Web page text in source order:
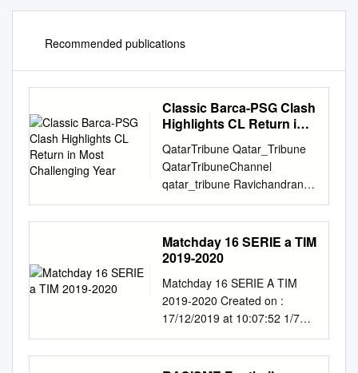
Recommended publications
Classic Barca-PSG Clash
Highlights CL Return in
QatarTribune Qatar_Tribune
QatarTribuneChannel
qatar_tribune Ravichandran
Ashwin sets Chennai alight as
England stare at defeat PAGE
14 TUESDAY, FEBRUARY 16,
2021 FIFA SecretARY-
GENerAL Visit Al BAYT, LusAil
STADiuMS Nasser Al Khater,
CEO of FIFA World Cup Qatar
2022, welcomed Fatma
Samoura, FIFA Secretary-
Matchday 16 SERIE a TIM
2019-2020
Matchday 16 SERIE A TIM
2019-2020 Created on :
17/12/2019 at 10:07:52 1/7
SERIE A TIM 2019-2020
Summary of the Day